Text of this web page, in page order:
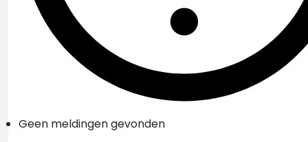
Geen meldingen gevonden